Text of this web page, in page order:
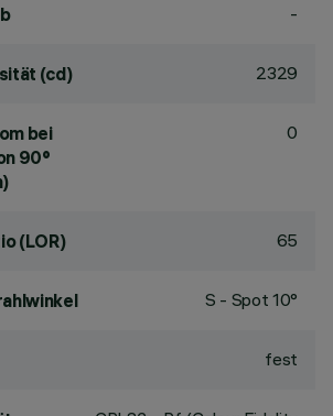
-
(cd) 2329
bei
90°
0
(LOR) 65
S - Spot 10°
fest